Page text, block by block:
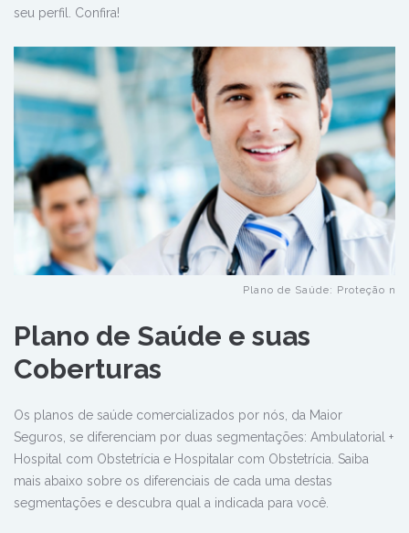
seu perfil. Confira!
Plano de Saúde: Proteção na
Plano de Saúde e suas
Coberturas
Os planos de saúde comercializados por nós, da Maior
Seguros, se diferenciam por duas segmentações: Ambulatorial +
Hospital com Obstetrícia e Hospitalar com Obstetrícia. Saiba
mais abaixo sobre os diferenciais de cada uma destas
segmentações e descubra qual a indicada para você.